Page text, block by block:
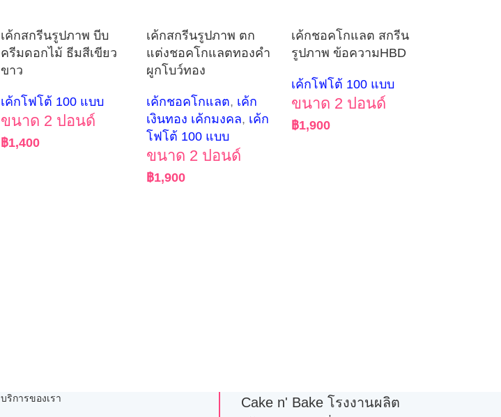
เค้กสกรีนรูปภาพ บีบ
ครีมดอกไม้ ธีมสีเขียว
ขาว
เค้กโฟโต้ 100 แบบ
ขนาด 2 ปอนด์
฿1,400
เค้กสกรีนรูปภาพ ตก
แต่งชอคโกแลตทองคำ
ผูกโบว์ทอง
เค้กชอคโกแลต, เค้ก
เงินทอง เค้กมงคล, เค้ก
โฟโต้ 100 แบบ
ขนาด 2 ปอนด์
฿1,900
เค้กชอคโกแลต สกรีน
รูปภาพ ข้อความHBD
เค้กโฟโต้ 100 แบบ
ขนาด 2 ปอนด์
฿1,900
บริการของเรา
Cake n' Bake โรงงานผลิต